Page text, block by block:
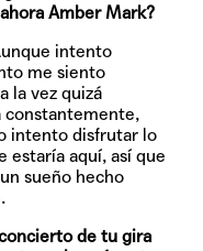
Amber Mark?
intento
me siento
la vez quizá
constantemente,
intento disfrutar lo
estaría aquí, así que
sueño hecho
de tu gira